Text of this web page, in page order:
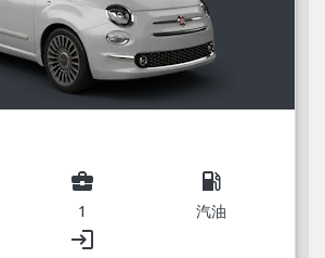
business_center
1
local_gas_station
汽油
login